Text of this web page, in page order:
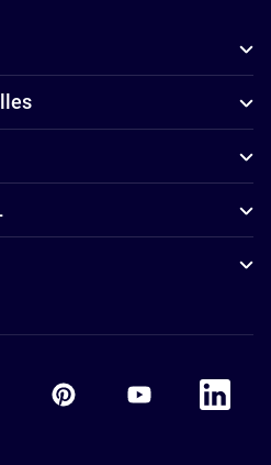
TwitterAccor PinterestAccor Youtube
Accor